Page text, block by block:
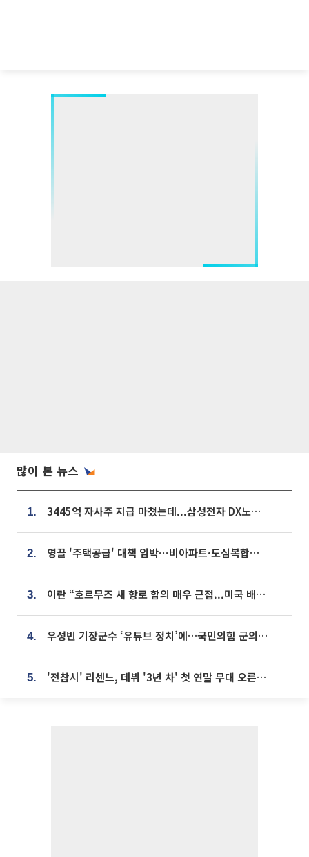
많이 본 뉴스
1. 3445억 자사주 지급 마쳤는데...삼성전자 DX노조, 뒤늦은 '떼쓰기 집회'
2. 영끌 '주택공급' 대책 임박⋯비아파트·도심복합까지 총동원
3. 이란 “호르무즈 새 항로 합의 매우 근접...미국 배상 먼저”
4. 우성빈 기장군수 ‘유튜브 정치’에…국민의힘 군의원들 집단 반발
5. '전참시' 리센느, 데뷔 '3년 차' 첫 연말 무대 오른다⋯"그동안 섭외 안 와"